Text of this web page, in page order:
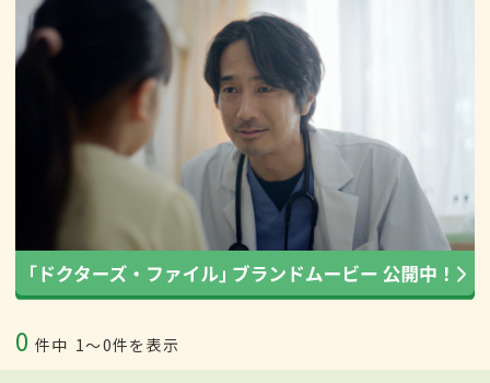
0 件中 1〜0件を表示